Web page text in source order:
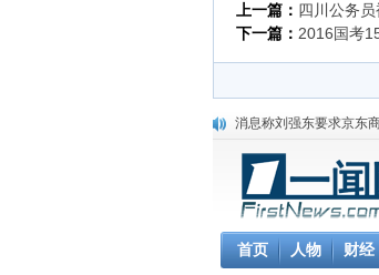
上一篇： 四川公务
下一篇： 2016国考